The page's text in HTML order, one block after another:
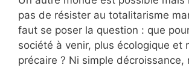
pas de résister au totalitarisme
faut se poser la question : que
société à venir, plus écologique et
précaire ? Ni simple décroissance,